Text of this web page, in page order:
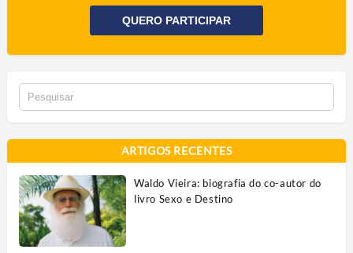
QUERO PARTICIPAR
ARTIGOS RECENTES
Waldo Vieira: biografia do co-autor do
livro Sexo e Destino